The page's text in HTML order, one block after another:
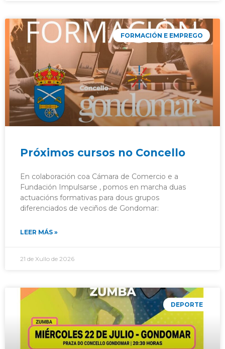
FORMACIÓN E EMPREGO
Próximos cursos no Concello
En colaboración coa Cámara de Comercio e a
Fundación Impulsarse , pomos en marcha duas
actuacións formativas para dous grupos
diferenciados de veciños de Gondomar:
LEER MÁS »
21 de Xullo de 2026
DEPORTE